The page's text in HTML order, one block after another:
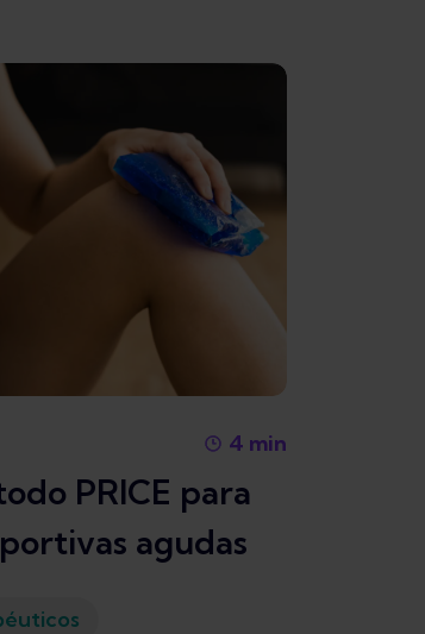
4 min
PRICE para
agudas